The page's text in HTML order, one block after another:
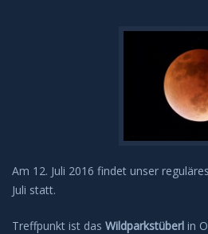
Am 12. Juli 2016 findet unser
Juli statt.
Treffpunkt ist das Wildparkstüberl in